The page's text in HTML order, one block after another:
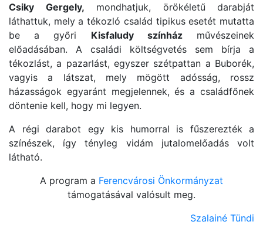
Csiky Gergely, mondhatjuk, örökéletű darabját
láthattuk, mely a tékozló család tipikus esetét mutatta
be a győri Kisfaludy színházművészeinek
előadásában. A családi költségvetés sem bírja a
tékozlást, a pazarlást, egyszer szétpattan a Buborék,
vagyis a látszat, mely mögött adósság, rossz
házasságok egyaránt megjelennek, és a családfőnek
döntenie kell, hogy mi legyen.
A régi darabot egy kis humorral is fűszerezték a
színészek, így tényleg vidám jutalomelőadás volt
látható.
A program a Ferencvárosi Önkormányzat
támogatásával valósult meg.
Szalainé Tündi